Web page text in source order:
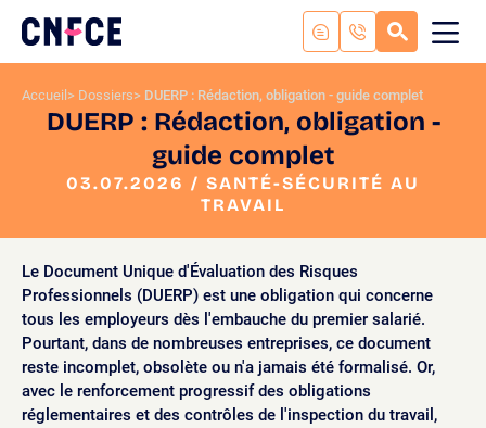
contenu
Logo
site
Accueil Dossiers DUERP : Rédaction, obligation - guide complet
DUERP : Rédaction, obligation -
guide complet
03.07.2026 / SANTÉ-SÉCURITÉ AU
TRAVAIL
Le Document Unique d'Évaluation des Risques
Professionnels (DUERP) est une obligation qui concerne
tous les employeurs dès l'embauche du premier salarié.
Pourtant, dans de nombreuses entreprises, ce document
reste incomplet, obsolète ou n'a jamais été formalisé. Or,
avec le renforcement progressif des obligations
réglementaires et des contrôles de l'inspection du travail,